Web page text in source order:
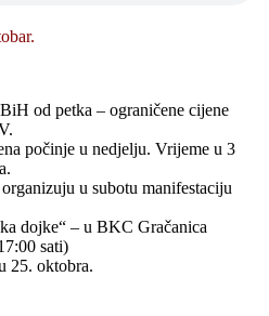
od petka – ograničene cijene
počinje u nedjelju. Vrijeme u 3
u subotu manifestaciju
dojke“ – u BKC Gračanica
sati)
25. oktobra.